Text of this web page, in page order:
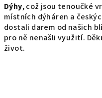
Dýhy, což jsou tenoučké
místních dýháren a
dostali darem od našich
pro ně nenašli využití.
život.